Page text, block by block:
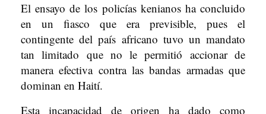
El ensayo de los policías kenianos ha concluido
en un fiasco que era previsible, pues el
contingente del país africano tuvo un mandato
tan limitado que no le permitió accionar de
manera efectiva contra las bandas armadas que
dominan en Haití.
Esta incapacidad de origen ha dado como